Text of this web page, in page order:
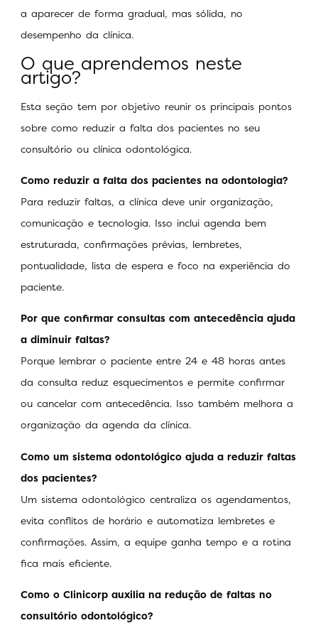
a aparecer de forma gradual, mas sólida, no
desempenho da clínica.
O que aprendemos neste
artigo?
Esta seção tem por objetivo reunir os principais pontos
sobre como reduzir a falta dos pacientes no seu
consultório ou clínica odontológica.
Como reduzir a falta dos pacientes na odontologia?
Para reduzir faltas, a clínica deve unir organização,
comunicação e tecnologia. Isso inclui agenda bem
estruturada, confirmações prévias, lembretes,
pontualidade, lista de espera e foco na experiência do
paciente.
Por que confirmar consultas com antecedência ajuda
a diminuir faltas?
Porque lembrar o paciente entre 24 e 48 horas antes
da consulta reduz esquecimentos e permite confirmar
ou cancelar com antecedência. Isso também melhora a
organização da agenda da clínica.
Como um sistema odontológico ajuda a reduzir faltas
dos pacientes?
Um sistema odontológico centraliza os agendamentos,
evita conflitos de horário e automatiza lembretes e
confirmações. Assim, a equipe ganha tempo e a rotina
fica mais eficiente.
Como o Clinicorp auxilia na redução de faltas no
consultório odontológico?